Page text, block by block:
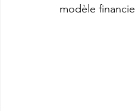
modèle